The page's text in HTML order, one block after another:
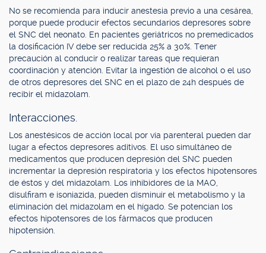
No se recomienda para inducir anestesia previo a una cesárea,
porque puede producir efectos secundarios depresores sobre
el SNC del neonato. En pacientes geriátricos no premedicados
la dosificación IV debe ser reducida 25% a 30%. Tener
precaución al conducir o realizar tareas que requieran
coordinación y atención. Evitar la ingestión de alcohol o el uso
de otros depresores del SNC en el plazo de 24h después de
recibir el midazolam.
Interacciones.
Los anestésicos de acción local por vía parenteral pueden dar
lugar a efectos depresores aditivos. El uso simultáneo de
medicamentos que producen depresión del SNC pueden
incrementar la depresión respiratoria y los efectos hipotensores
de éstos y del midazolam. Los inhibidores de la MAO,
disulfiram e isoniazida, pueden disminuir el metabolismo y la
eliminación del midazolam en el hígado. Se potencian los
efectos hipotensores de los fármacos que producen
hipotensión.